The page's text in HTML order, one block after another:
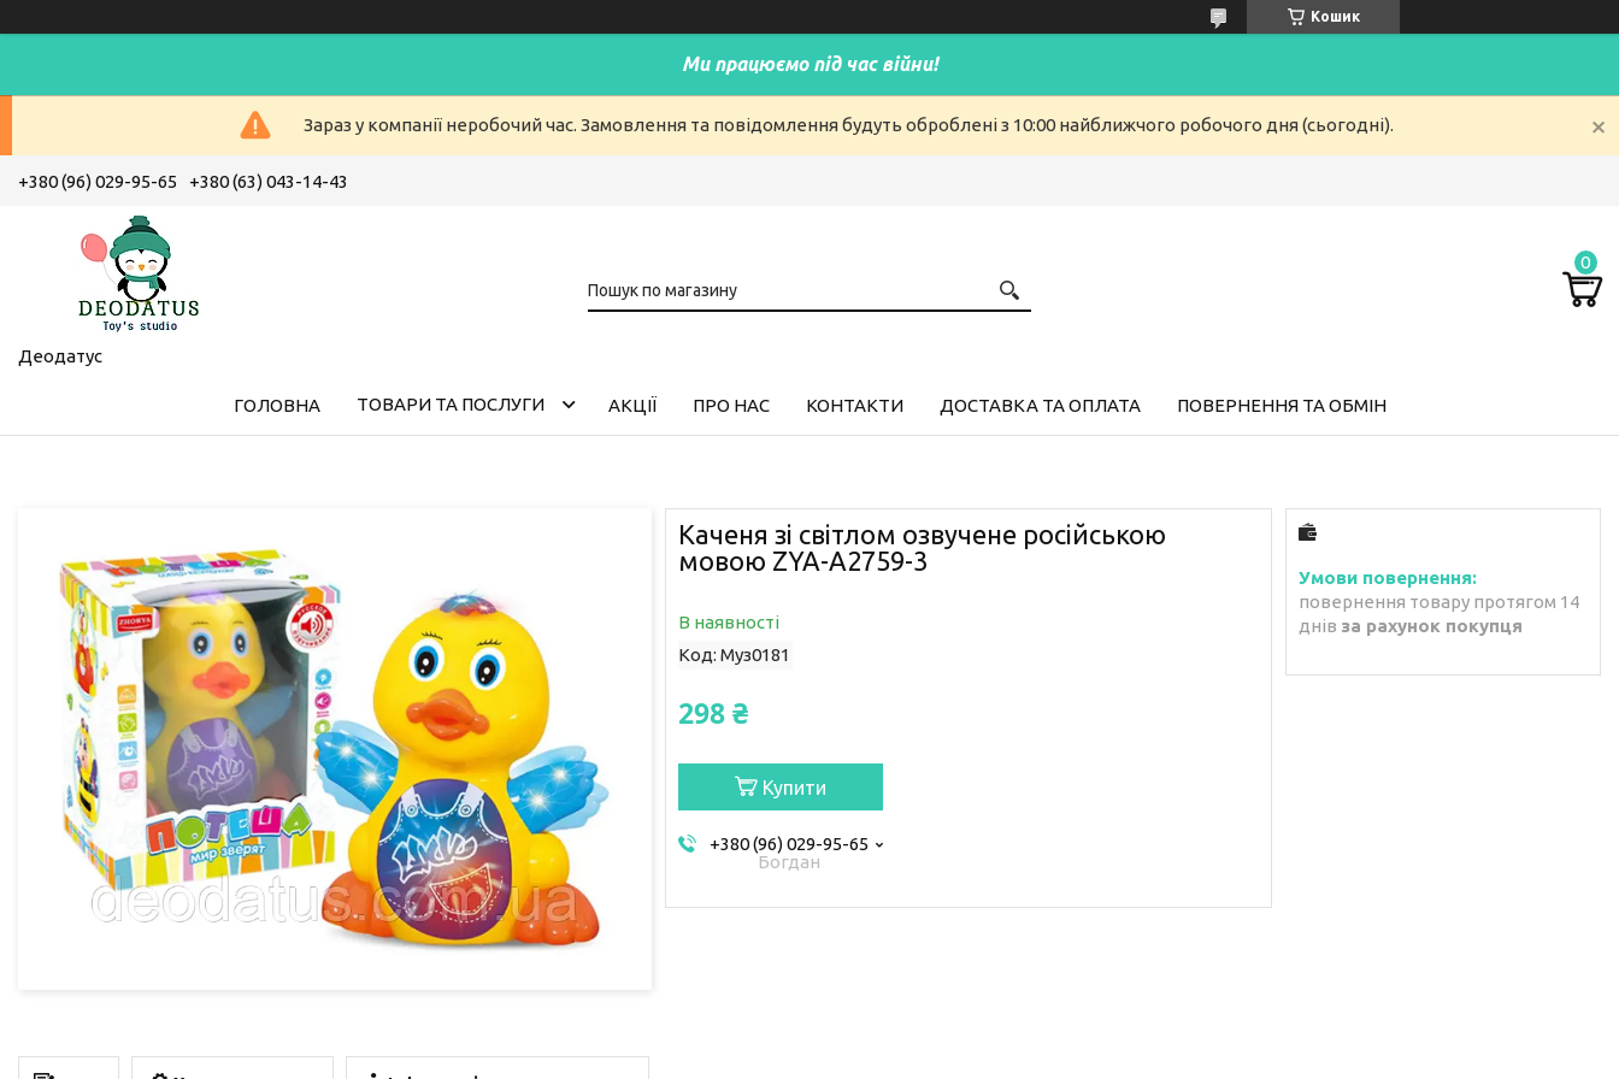
Кошик
Ми працюємо під час війни!
Зараз у компанії неробочий час. Замовлення та повідомлення будуть оброблені з 10:00 найближчого робочого дня (сьогодні).
+380 (96) 029-95-65 +380 (63) 043-14-43
Деодатус
ГОЛОВНА ТОВАРИ ТА ПОСЛУГИ АКЦІЇ ПРО НАС КОНТАКТИ ДОСТАВКА ТА ОПЛАТА ПОВЕРНЕННЯ ТА ОБМІН
Каченя зі світлом озвучене російською
мовою ZYA-A2759-3
В наявності
Код: Муз0181
298 ₴
Купити
+380 (96) 029-95-65
Богдан
повернення товару протягом 14
днів за рахунок покупця